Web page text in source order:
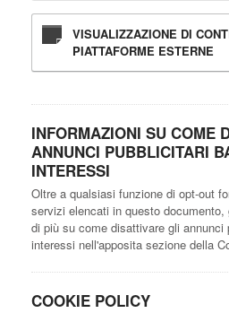
VISUALIZZAZIONE DI
PIATTAFORME ESTERNE
INFORMAZIONI SU COME
ANNUNCI PUBBLICITARI
INTERESSI
Oltre a qualsiasi funzione di opt-out
servizi elencati in questo
di più su come disattivare gli annunci
interessi nell'apposita sezione della
COOKIE POLICY